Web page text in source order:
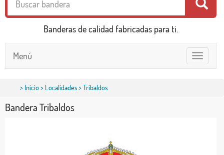
Banderas de calidad fabricadas para ti.
Toggle
navigation
Menú
> Inicio> Localidades> Tribaldos
Bandera Tribaldos